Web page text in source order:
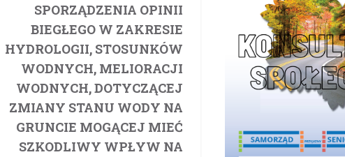
SPORZĄDZENIA OPINII
BIEGŁEGO W ZAKRESIE
HYDROLOGII, STOSUNKÓW
WODNYCH, MELIORACJI
WODNYCH, DOTYCZĄCEJ
ZMIANY STANU WODY NA
GRUNCIE MOGĄCEJ MIEĆ
SZKODLIWY WPŁYW NA